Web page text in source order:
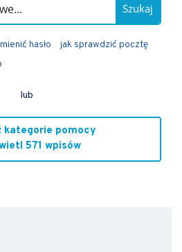
Szukaj
hasło
jak sprawdzić pocztę
lub
kategorie pomocy
571 wpisów